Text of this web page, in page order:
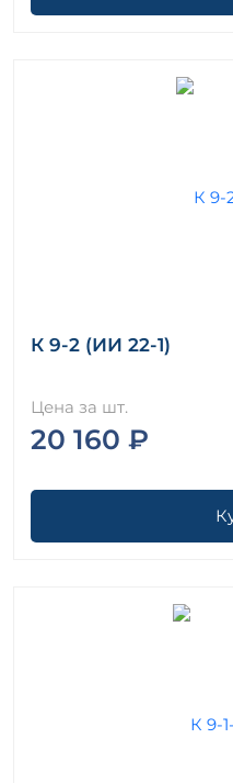
К 9-2 (ИИ 22-1)
Цена за шт.
20 160 ₽